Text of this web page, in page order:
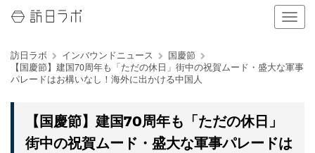
ナ
ビ
ー
シ
示
訪日ラボ インバウンドニュース
国慶節
【国慶節】建国70周年も「ただの休日」街中の祝賀ムード・盛大な軍事
パレードはお構いなし！海外に出かける中国人
【国慶節】建国70周年も「ただの休日」
街中の祝賀ムード・盛大な軍事パレードは